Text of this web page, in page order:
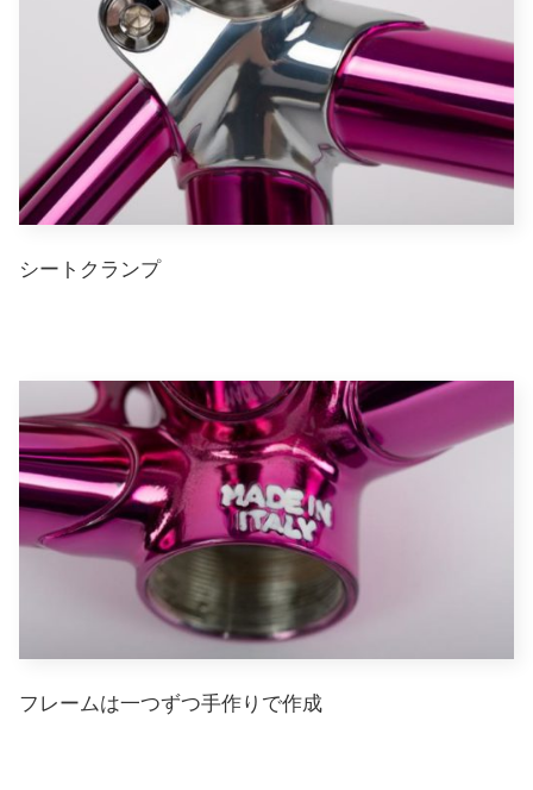
シートクランプ
フレームは一つずつ手作りで作成